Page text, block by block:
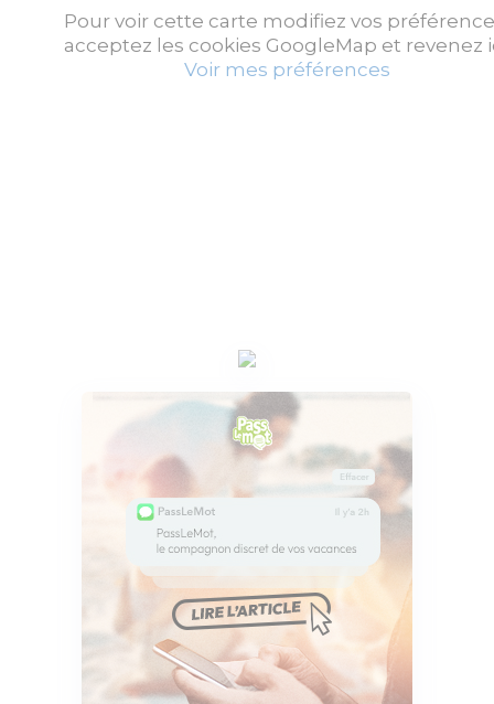
Pour voir cette carte modifiez vos
acceptez les cookies GoogleMap et revenez
Voir mes préférences